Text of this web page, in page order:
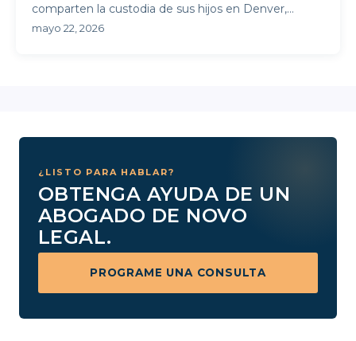
comparten la custodia de sus hijos en Denver,
Colorado, esta época del año ...
mayo 22, 2026
¿LISTO PARA HABLAR?
OBTENGA AYUDA DE UN
ABOGADO DE NOVO
LEGAL.
PROGRAME UNA CONSULTA